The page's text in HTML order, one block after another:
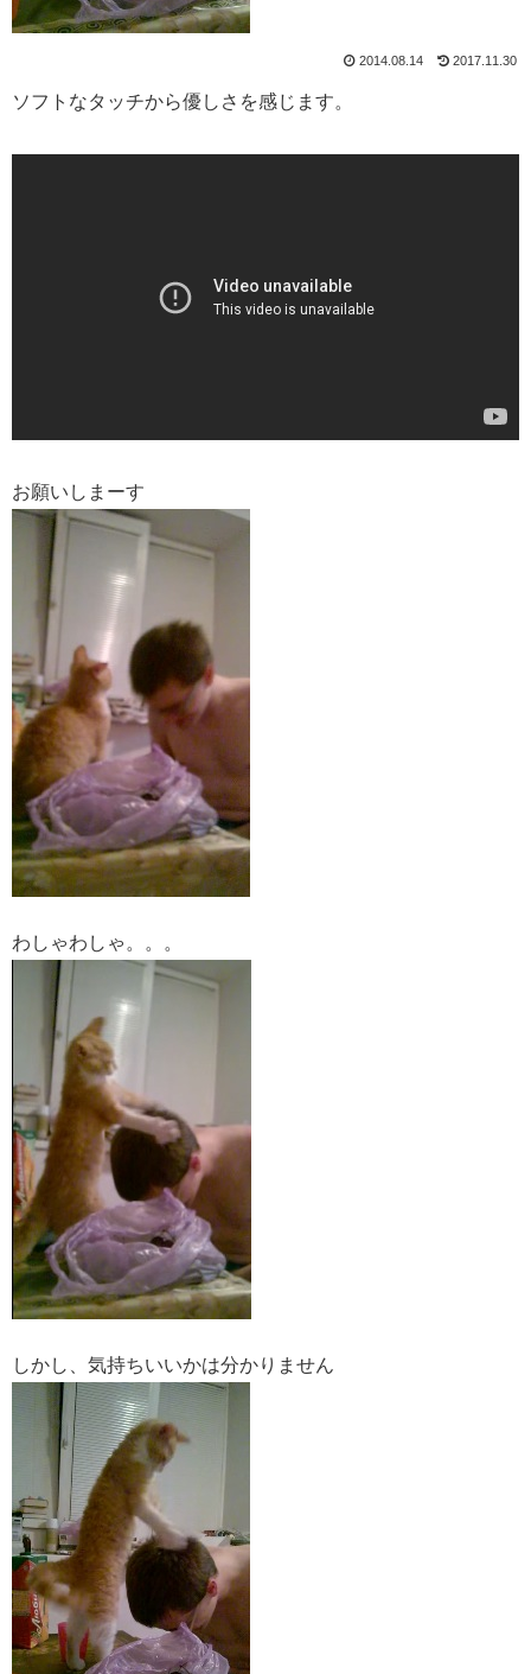
2014.08.14 2017.11.30
ソフトなタッチから優しさを感じます。
お願いしまーす
わしゃわしゃ。。。
しかし、気持ちいいかは分かりません